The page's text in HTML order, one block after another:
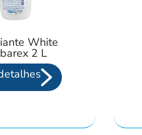
White
2 L